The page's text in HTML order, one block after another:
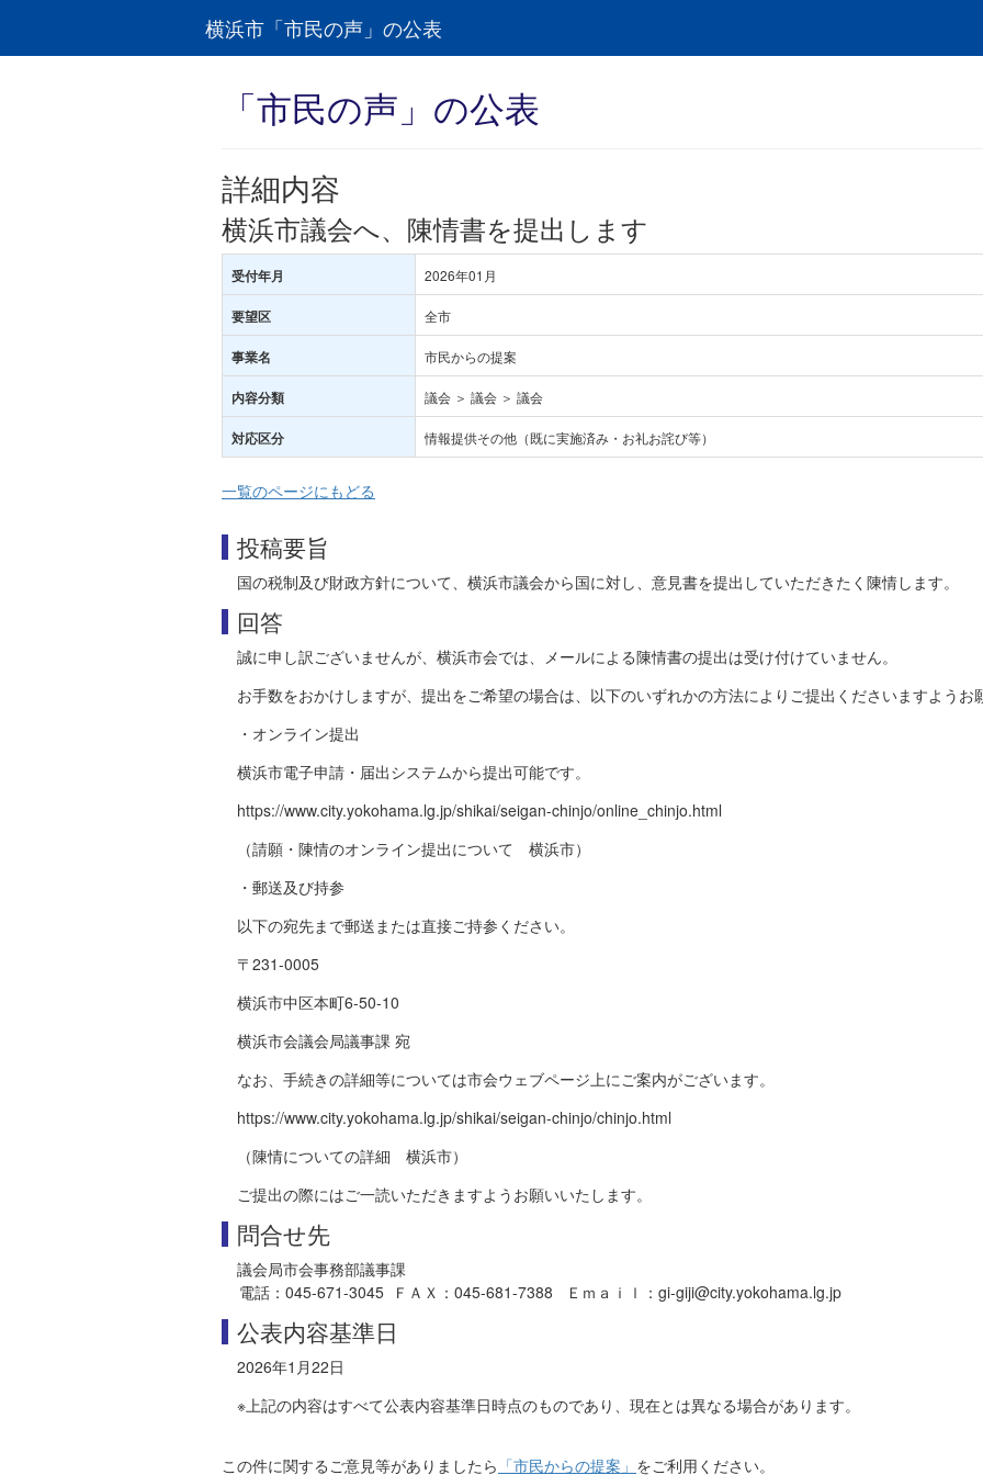
横浜市「市民の声」の公表
「市民の声」の公表
詳細内容
横浜市議会へ、陳情書を提出します
受付年月 2026年01月
要望区 全市
事業名 市民からの提案
内容分類 議会 ＞ 議会 ＞ 議会
対応区分 情報提供その他（既に実施済み・お礼お詫び等）
一覧のページにもどる
投稿要旨
国の税制及び財政方針について、横浜市議会から国に対し、意見書を提出していただきたく陳情します。
回答
誠に申し訳ございませんが、横浜市会では、メールによる陳情書の提出は受け付けていません。
お手数をおかけしますが、提出をご希望の場合は、以下のいずれかの方法によりご提出くださいますようお
・オンライン提出
横浜市電子申請・届出システムから提出可能です。
https://www.city.yokohama.lg.jp/shikai/seigan-chinjo/online_chinjo.html
（請願・陳情のオンライン提出について 横浜市）
・郵送及び持参
以下の宛先まで郵送または直接ご持参ください。
〒231-0005
横浜市中区本町6-50-10
横浜市会議会局議事課 宛
なお、手続きの詳細等については市会ウェブページ上にご案内がございます。
https://www.city.yokohama.lg.jp/shikai/seigan-chinjo/chinjo.html
（陳情についての詳細 横浜市）
ご提出の際にはご一読いただきますようお願いいたします。
問合せ先
議会局市会事務部議事課
電話：045-671-3045 ＦＡＸ：045-681-7388 Ｅｍａｉｌ：gi-giji@city.yokohama.lg.jp
公表内容基準日
2026年1月22日
※上記の内容はすべて公表内容基準日時点のものであり、現在とは異なる場合があります。
この件に関するご意見等がありましたら 「市民からの提案」 をご利用ください。